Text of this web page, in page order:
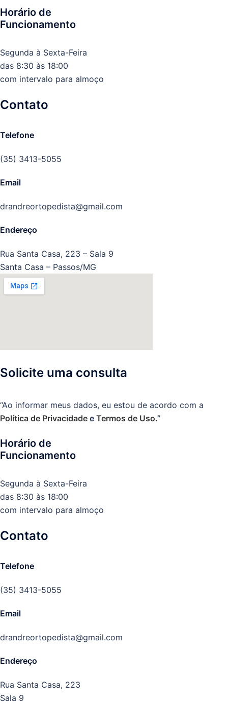
Horário de
Funcionamento
Segunda à Sexta-Feira
das 8:30 às 18:00
com intervalo para almoço
Contato
Telefone
(35) 3413-5055
Email
drandreortopedista@gmail.com
Endereço
Rua Santa Casa, 223 – Sala 9
Santa Casa – Passos/MG
Solicite uma consulta
“Ao informar meus dados, eu estou de acordo com a
Política de Privacidade e Termos de Uso.”
Horário de
Funcionamento
Segunda à Sexta-Feira
das 8:30 às 18:00
com intervalo para almoço
Contato
Telefone
(35) 3413-5055
Email
drandreortopedista@gmail.com
Endereço
Rua Santa Casa, 223
Sala 9